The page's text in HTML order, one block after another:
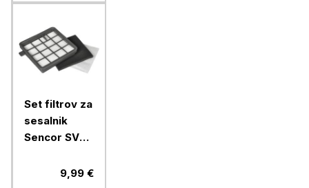
Set filtrov za
sesalnik
Sencor SVX
SVC510/511/512
9,99 €